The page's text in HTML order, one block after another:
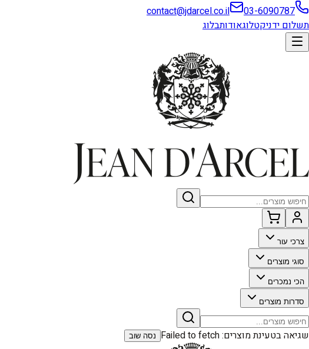
03-6090787
contact@jdarcel.co.il
תשלום ידניקטלוגאודותבלוג
צרכי עור
סוגי מוצרים
הכי נמכרים
סדרות מוצרים
שגיאה בטעינת מוצרים:Failed to fetch נסה שוב